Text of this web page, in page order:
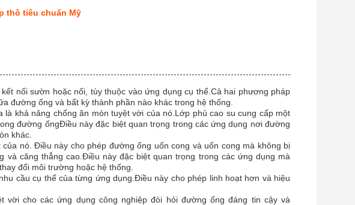
thô tiêu chuẩn Mỹ
nối sườn hoặc nối, tùy thuộc vào ứng dụng cụ thể.Cả hai phương pháp
đường ống và bất kỳ thành phần nào khác trong hệ thống.
khả năng chống ăn mòn tuyệt vời của nó.Lớp phủ cao su cung cấp một
đường ốngĐiều này đặc biệt quan trọng trong các ứng dụng nơi đường
khác.
nó. Điều này cho phép đường ống uốn cong và uốn cong mà không bị
căng thẳng cao.Điều này đặc biệt quan trọng trong các ứng dụng mà
đổi môi trường hoặc hệ thống.
cầu cụ thể của từng ứng dụng.Điều này cho phép linh hoạt hơn và hiệu
cho các ứng dụng công nghiệp đòi hỏi đường ống đáng tin cậy và